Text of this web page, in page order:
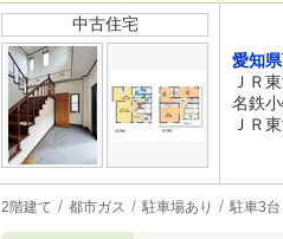
中古住宅
愛知
ＪＲ
名鉄
ＪＲ
2階建て 都市ガス 駐車場あり 駐車3台